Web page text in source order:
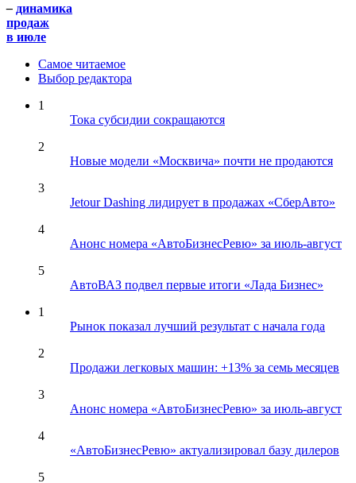
– динамика
продаж
в июле
Самое читаемое
Выбор редактора
1
Тока субсидии сокращаются
2
Новые модели «Москвича» почти не продаются
3
Jetour Dashing лидирует в продажах «СберАвто»
4
Анонс номера «АвтоБизнесРевю» за июль-август
5
АвтоВАЗ подвел первые итоги «Лада Бизнес»
1
Рынок показал лучший результат с начала года
2
Продажи легковых машин: +13% за семь месяцев
3
Анонс номера «АвтоБизнесРевю» за июль-август
4
«АвтоБизнесРевю» актуализировал базу дилеров
5